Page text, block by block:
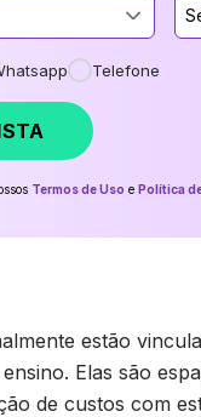
Telefone
Termos de Uso e Política
estão
Elas são
de custos com